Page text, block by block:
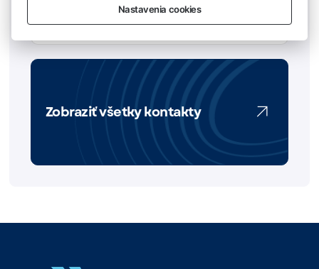
pr@soza.sk
Zobraziť všetky kontakty
Nastavenia cookies